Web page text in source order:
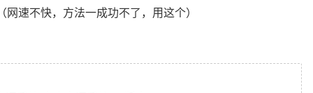
速不快，方法一成功不了，用这个）